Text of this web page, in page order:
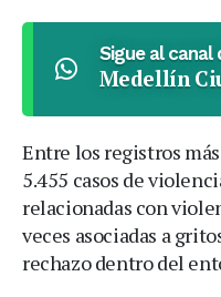
Sigue al canal
Medellín
Entre los registros
5.455 casos de
relacionadas con
veces asociadas a
rechazo dentro del